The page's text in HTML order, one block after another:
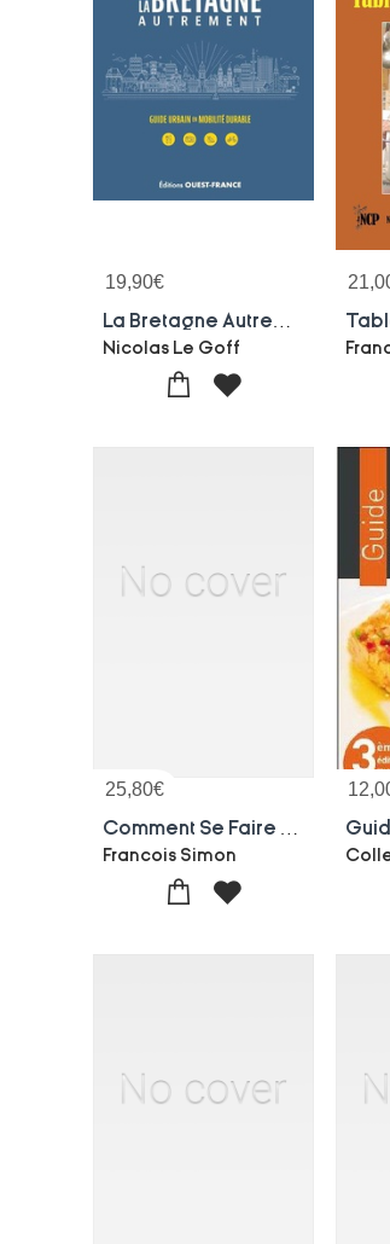
19,90€
Nicolas Le Goff
25,80€
Francois Simon